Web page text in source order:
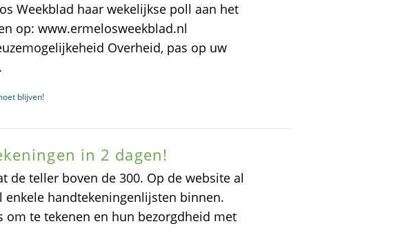
Weekblad haar wekelijkse poll aan het
op: www.ermelosweekblad.nl
Overheid, pas op uw
blijven!
in 2 dagen!
de teller boven de 300. Op de website al
enkele handtekeningenlijsten binnen.
om te tekenen en hun bezorgdheid met